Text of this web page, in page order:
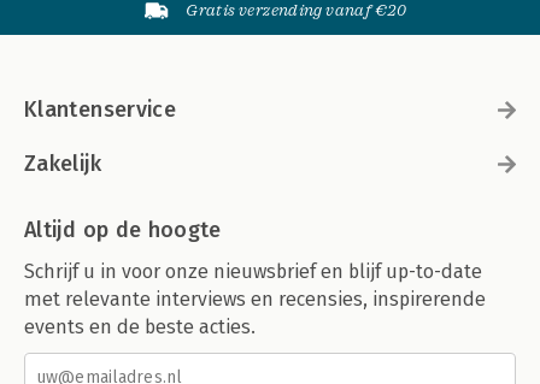
Gratis verzending vanaf €20
Klantenservice
Zakelijk
Altijd op de hoogte
Schrijf u in voor onze nieuwsbrief en blijf up-to-date
met relevante interviews en recensies, inspirerende
events en de beste acties.